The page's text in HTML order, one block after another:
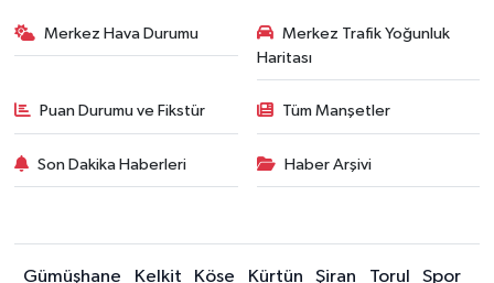
Merkez Hava Durumu
Merkez Trafik Yoğunluk
Haritası
Puan Durumu ve Fikstür Tüm Manşetler
Son Dakika Haberleri Haber Arşivi
Gümüşhane Kelkit Köse Kürtün Şiran Torul Spor